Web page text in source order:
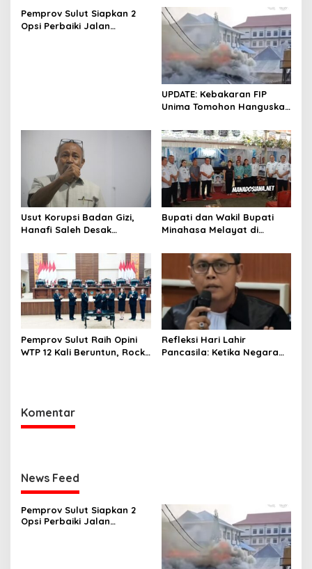
Pemprov Sulut Siapkan 2
Opsi Perbaiki Jalan
UPDATE: Kebakaran FIP
Unima Tomohon Hanguskan
Gedung
Usut Korupsi Badan Gizi,
Hanafi Saleh Desak
Tegas Tanpa Pilih Kasih
Bupati dan Wakil Bupati
Minahasa Melayat di
Pankie Pangemanan di
Remboken
Pemprov Sulut Raih Opini
WTP 12 Kali Beruntun, Rocky
Refleksi Hari Lahir
Pancasila: Ketika Negara
Komentar
News Feed
Pemprov Sulut Siapkan 2
Opsi Perbaiki Jalan